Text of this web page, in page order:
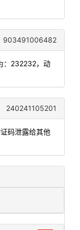
903491006482
：232232，动
240241105201
码泄露给其他